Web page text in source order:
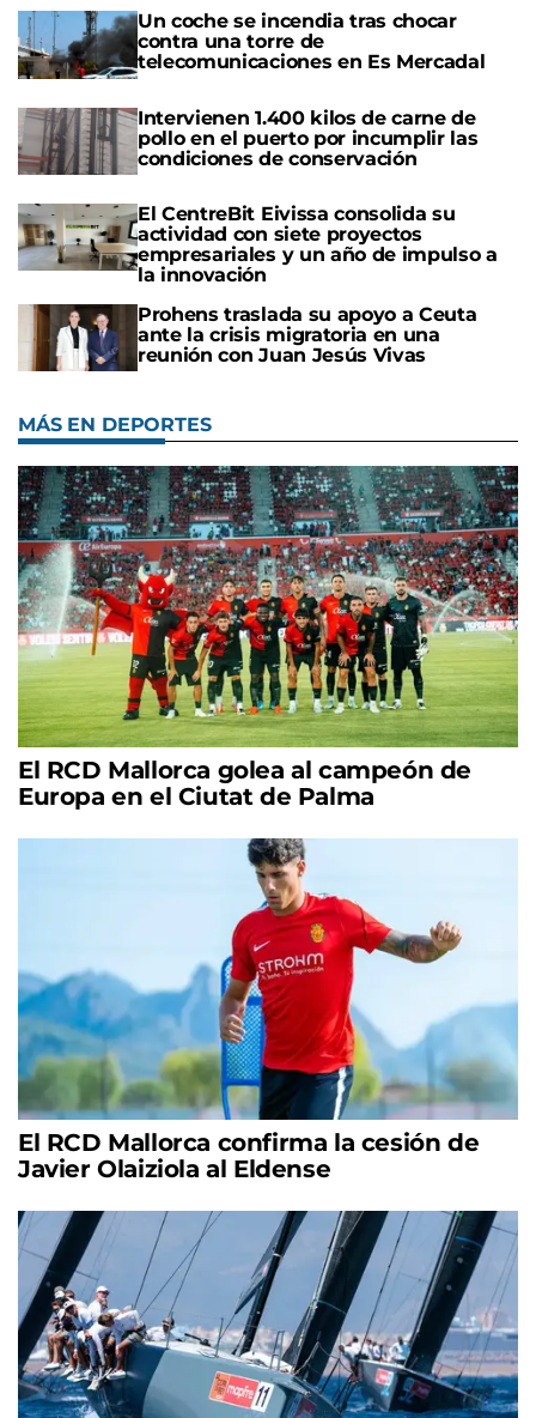
Un coche se incendia tras chocar
contra una torre de
telecomunicaciones en Es Mercadal
Intervienen 1.400 kilos de carne de
pollo en el puerto por incumplir las
condiciones de conservación
El CentreBit Eivissa consolida su
actividad con siete proyectos
empresariales y un año de impulso a
la innovación
Prohens traslada su apoyo a Ceuta
ante la crisis migratoria en una
reunión con Juan Jesús Vivas
MÁS EN DEPORTES
El RCD Mallorca golea al campeón de
Europa en el Ciutat de Palma
El RCD Mallorca confirma la cesión de
Javier Olaiziola al Eldense